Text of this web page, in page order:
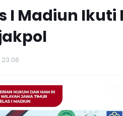
I Madiun Ikuti
23.06